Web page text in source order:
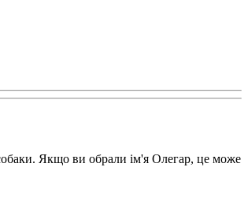
Якщо ви обрали ім'я Олегар, це може